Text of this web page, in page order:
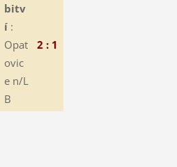
bitv
í:
Opat
ovic
e n/L
B
2 : 1